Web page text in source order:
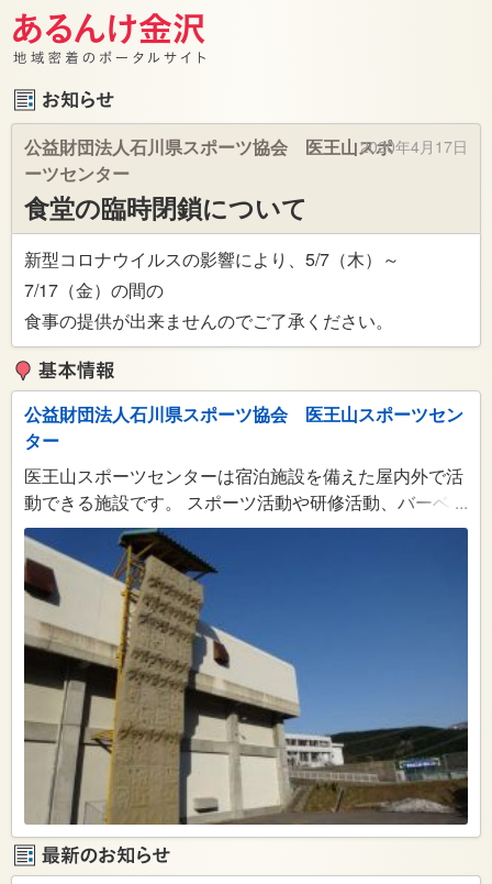
2020年4月17日
公益財団法人石川県スポーツ協会 医王山スポ
ーツセンター
食堂の臨時閉鎖について
新型コロナウイルスの影響により、5/7（木）～
7/17（金）の間の
食事の提供が出来ませんのでご了承ください。
公益財団法人石川県スポーツ協会 医王山スポーツセン
ター
医王山スポーツセンターは宿泊施設を備えた屋内外で活
動できる施設です。 スポーツ活動や研修活動、バーベキ
ューなどを自然の中で楽しめます。 個人から団体まで、
家族や友人とのレクリエーションなど、お気軽にご利用
ください。
...